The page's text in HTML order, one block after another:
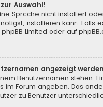
Auswahl!
Sprache nicht installiert
installieren kann.
phpBB Limited oder auf
angezeigt
Benutzernamen stehen.
Forum angeben. Das
zu Benutzer